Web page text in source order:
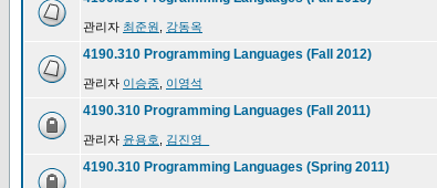
관리자 최준원 강동옥
4190.310 Programming Languages (Fall 2012)
관리자 이승중 이영석
4190.310 Programming Languages (Fall 2011)
관리자 윤용호 김진영_
4190.310 Programming Languages (Spring 2011)